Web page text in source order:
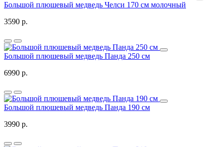
Большой плюшевый медведь Челси 170 см молочный
3590 р.
Большой плюшевый медведь Панда 250 см
6990 р.
Большой плюшевый медведь Панда 190 см
3990 р.